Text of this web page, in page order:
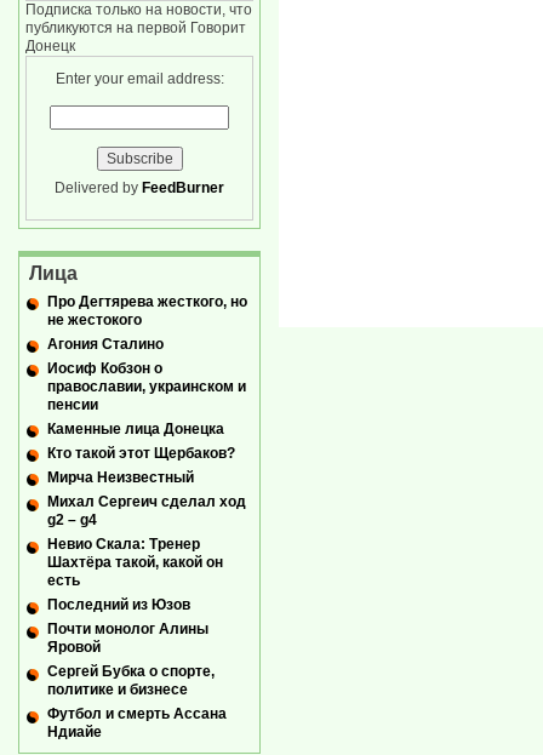
Подписка только на новости, что
публикуются на первой Говорит
Донецк
Enter your email address:
Delivered by FeedBurner
Лица
Про Дегтярева жесткого, но
не жестокого
Агония Сталино
Иосиф Кобзон о
православии, украинском и
пенсии
Каменные лица Донецка
Кто такой этот Щербаков?
Мирча Неизвестный
Михал Сергеич сделал ход
g2 – g4
Невио Скала: Тренер
Шахтёра такой, какой он
есть
Последний из Юзов
Почти монолог Алины
Яровой
Сергей Бубка о спорте,
политике и бизнесе
Футбол и смерть Ассана
Ндиайе